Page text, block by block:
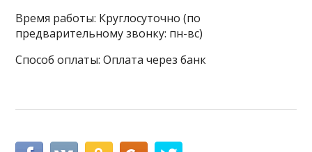
Время работы: Круглосуточно (по
предварительному звонку: пн-вс)
Способ оплаты: Оплата через банк